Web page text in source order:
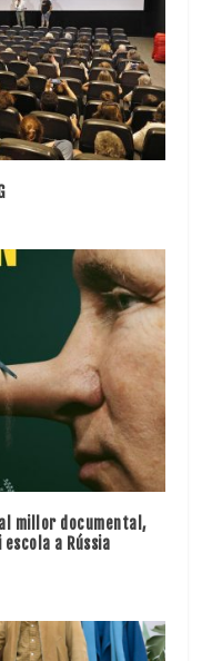
al millor documental,
a Rússia